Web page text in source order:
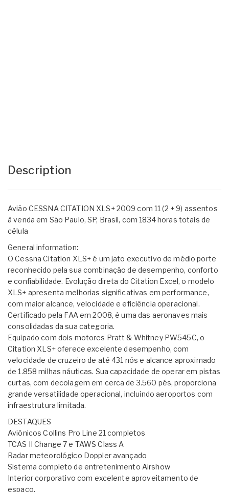
Description
Avião CESSNA CITATION XLS+ 2009 com 11 (2 + 9) assentos
à venda em São Paulo, SP, Brasil, com 1834 horas totais de
célula
General information:
O Cessna Citation XLS+ é um jato executivo de médio porte
reconhecido pela sua combinação de desempenho, conforto
e confiabilidade. Evolução direta do Citation Excel, o modelo
XLS+ apresenta melhorias significativas em performance,
com maior alcance, velocidade e eficiência operacional.
Certificado pela FAA em 2008, é uma das aeronaves mais
consolidadas da sua categoria.
Equipado com dois motores Pratt & Whitney PW545C, o
Citation XLS+ oferece excelente desempenho, com
velocidade de cruzeiro de até 431 nós e alcance aproximado
de 1.858 milhas náuticas. Sua capacidade de operar em pistas
curtas, com decolagem em cerca de 3.560 pés, proporciona
grande versatilidade operacional, incluindo aeroportos com
infraestrutura limitada.
DESTAQUES
Aviônicos Collins Pro Line 21 completos
TCAS II Change 7 e TAWS Class A
Radar meteorológico Doppler avançado
Sistema completo de entretenimento Airshow
Interior corporativo com excelente aproveitamento de
espaço.